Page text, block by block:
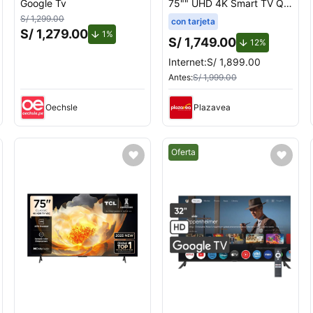
Google Tv
S/ 1,299.00
S/ 1,279.00 1%
Oechsle
75"" UHD 4K Smart TV Q6
QN75Q6FAAGXPE
con tarjeta
S/ 1,749.00 12% de
Internet:S/ 1,899.00
Antes:S/ 1,999.00
Plazavea
Mejor precio.
Oferta